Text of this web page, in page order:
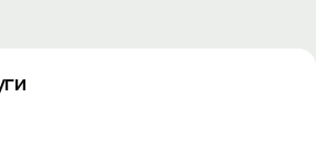
часть города полностью
брусчатка, весь центр -
под навесом, мангалы для